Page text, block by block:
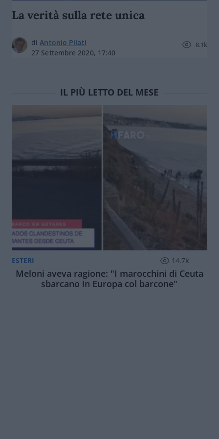
La verità sulla rete unica
diAntonio Pilati
27 Settembre 2020, 17:40
8.1k
IL PIÙ LETTO DEL MESE
ESTERI 14.7k
Meloni aveva ragione: "I marocchini di Ceuta
sbarcano in Europa col barcone"